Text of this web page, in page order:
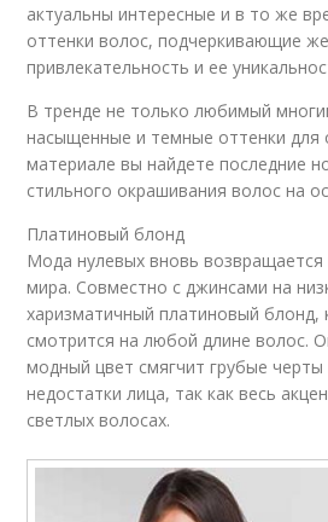
актуальны интересные и в то же
оттенки волос, подчеркивающие
привлекательность и ее
В тренде не только любимый
насыщенные и темные оттенки для
материале вы найдете последние
стильного окрашивания волос на
Платиновый блонд
Мода нулевых вновь возвращается
мира. Совместно с джинсами на
харизматичный платиновый блонд,
смотрится на любой длине волос.
модный цвет смягчит грубые черты
недостатки лица, так как весь
светлых волосах.